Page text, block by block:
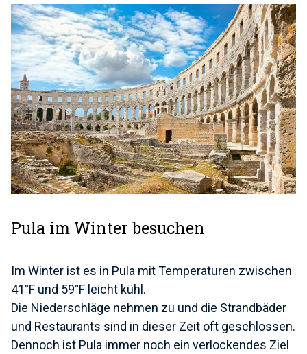
Pula im Winter besuchen
Im Winter ist es in Pula mit Temperaturen zwischen
41°F und 59°F leicht kühl.
Die Niederschläge nehmen zu und die Strandbäder
und Restaurants sind in dieser Zeit oft geschlossen.
Dennoch ist Pula immer noch ein verlockendes Ziel